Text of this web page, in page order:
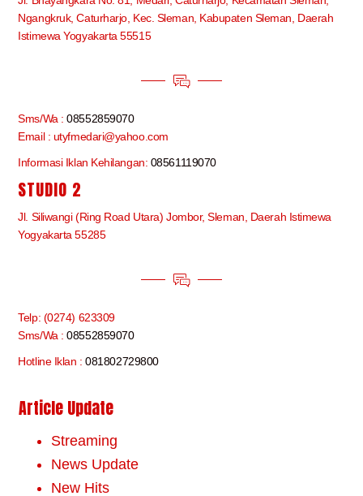
Ngangkruk, Caturharjo, Kec. Sleman, Kabupaten Sleman, Daerah
Istimewa Yogyakarta 55515
Sms/Wa :08552859070
Email : utyfmedari@yahoo.com
Informasi Iklan Kehilangan: 08561119070
STUDIO 2
Jl. Siliwangi (Ring Road Utara) Jombor, Sleman, Daerah Istimewa
Yogyakarta 55285
Telp: (0274) 623309
Sms/Wa :08552859070
Hotline Iklan :081802729800
Article Update
Streaming
News Update
New Hits